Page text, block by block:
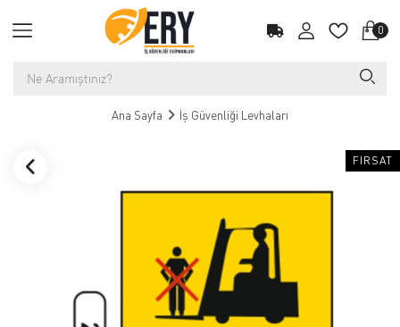
0
Ana Sayfa İş Güvenliği Levhaları
FIRSAT